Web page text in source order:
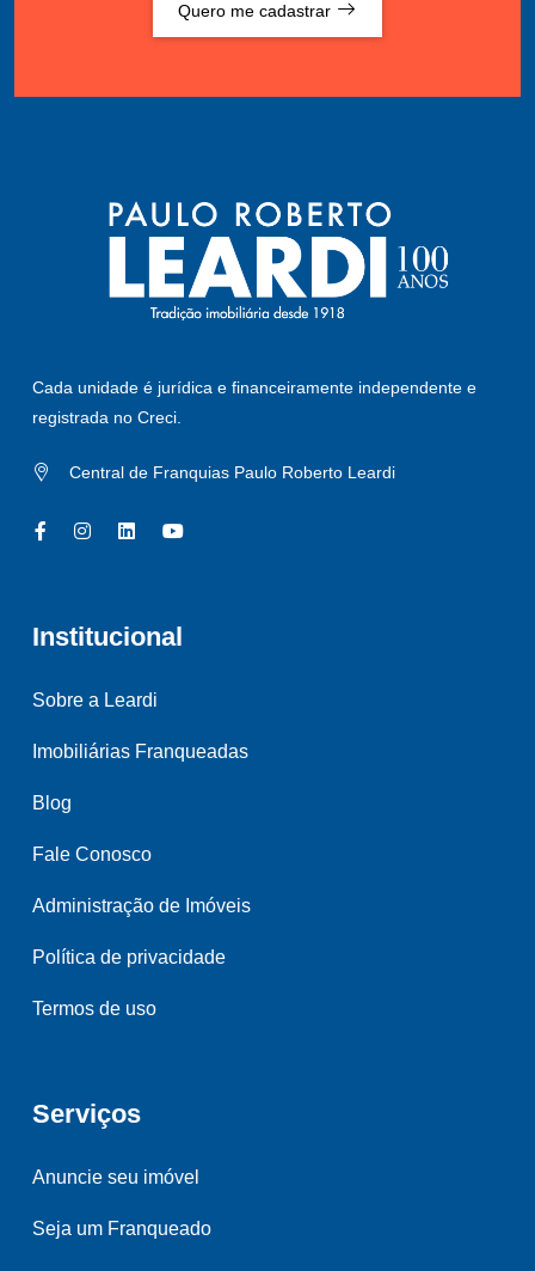
Quero me cadastrar
Cada unidade é jurídica e financeiramente independente e
registrada no Creci.
Central de Franquias Paulo Roberto Leardi
Institucional
Sobre a Leardi
Imobiliárias Franqueadas
Blog
Fale Conosco
Administração de Imóveis
Política de privacidade
Termos de uso
Serviços
Anuncie seu imóvel
Seja um Franqueado